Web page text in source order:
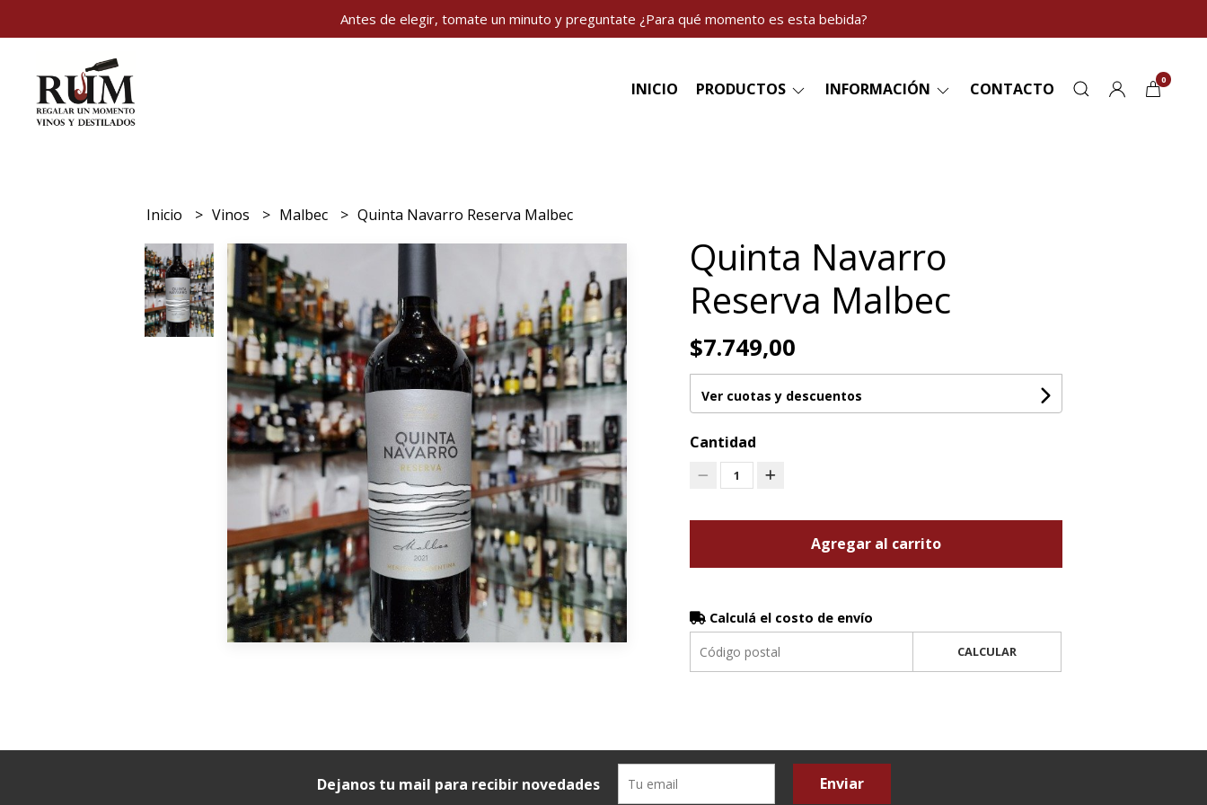
Antes de elegir, tomate un minuto y preguntate ¿Para qué momento es esta bebida?
INICIO PRODUCTOS INFORMACIÓN CONTACTO 0
Inicio Vinos Malbec Quinta Navarro Reserva Malbec
Quinta Navarro
Reserva Malbec
$7.749,00
Ver cuotas y descuentos
Cantidad
1
Agregar al carrito
Calculá el costo de envío
CALCULAR
Dejanos tu mail para recibir novedades Enviar